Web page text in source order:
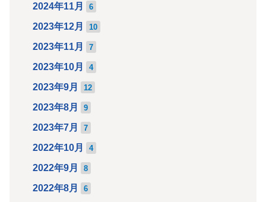
2024年11月 6
2023年12月 10
2023年11月 7
2023年10月 4
2023年9月 12
2023年8月 9
2023年7月 7
2022年10月 4
2022年9月 8
2022年8月 6